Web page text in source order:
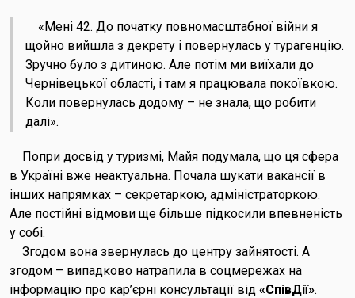
«Мені 42. До початку повномасштабної війни я
щойно вийшла з декрету і повернулась у турагенцію.
Зручно було з дитиною. Але потім ми виїхали до
Чернівецької області, і там я працювала покоївкою.
Коли повернулась додому – не знала, що робити
далі».
Попри досвід у туризмі, Майя подумала, що ця сфера
в Україні вже неактуальна. Почала шукати вакансії в
інших напрямках – секретаркою, адміністраторкою.
Але постійні відмови ще більше підкосили впевненість
у собі.
Згодом вона звернулась до центру зайнятості. А
згодом – випадково натрапила в соцмережах на
інформацію про кар’єрні консультації від «СпівДії».